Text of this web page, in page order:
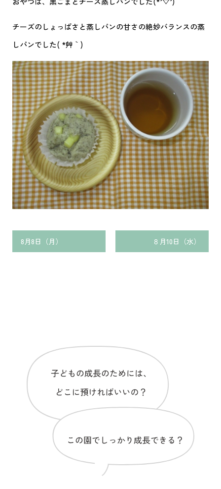
チーズのしょっぱさと蒸しパンの甘さの絶妙バランスの蒸
しパンでした( *´艸｀)
8月8日（月） ８月10日（水）